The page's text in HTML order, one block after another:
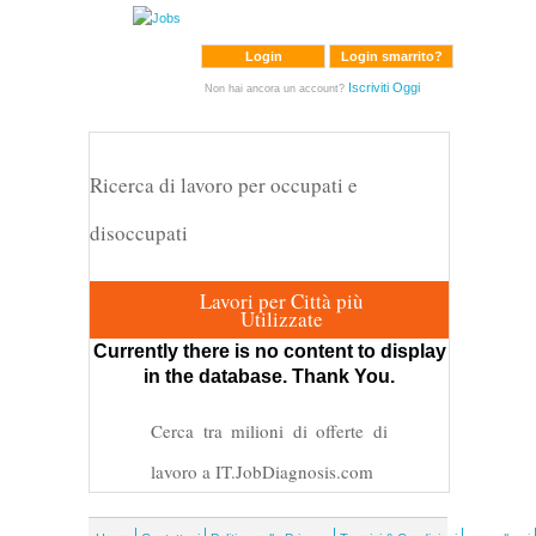
Login Login smarrito?
Non hai ancora un account? Iscriviti Oggi
Ricerca di lavoro per occupati e
disoccupati
Lavori per Città più
Utilizzate
Currently there is no content to display
in the database. Thank You.
Cerca tra milioni di offerte di
lavoro a IT.JobDiagnosis.com